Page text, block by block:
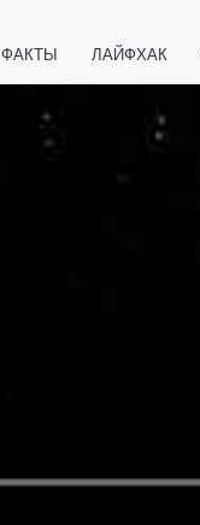
ФАКТЫ ЛАЙФХАК